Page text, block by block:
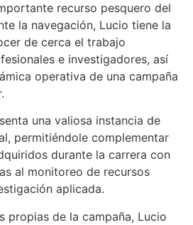
recurso pesquero del
la navegación, Lucio tiene la
de cerca el trabajo
e investigadores, así
operativa de una campaña
una valiosa instancia de
permitiéndole complementar
durante la carrera con
al monitoreo de recursos
aplicada.
propias de la campaña, Lucio